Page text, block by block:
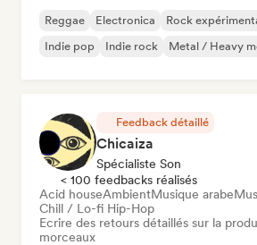
Reggae Electronica Rock
Indie pop
Indie rock Metal / Heavy
Feedback détaillé
Chicaiza
Spécialiste Son
< 100 feedbacks réalisés
Acid houseAmbientMusique arabe
Chill / Lo-fi Hip-Hop
Ecrire des retours détaillés sur la
morceaux